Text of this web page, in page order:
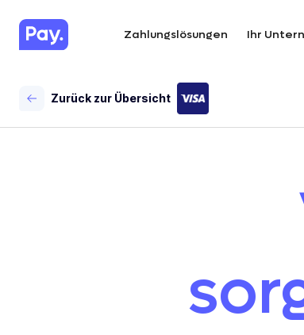
Zahlungslösungen Ihr
Zurück zur Übersicht